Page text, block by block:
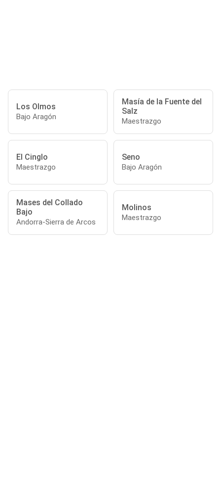
Los Olmos
Bajo Aragón
Masía de la Fuente del
Salz
Maestrazgo
El Cinglo
Maestrazgo
Seno
Bajo Aragón
Mases del Collado
Bajo
Andorra-Sierra de Arcos
Molinos
Maestrazgo